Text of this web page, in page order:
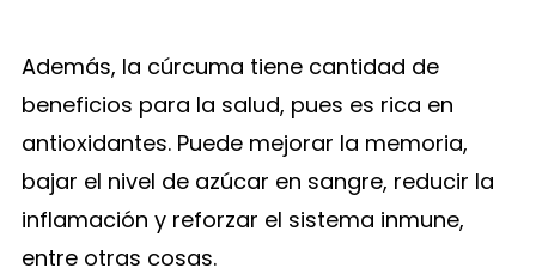
Además, la cúrcuma tiene cantidad de
beneficios para la salud, pues es rica en
antioxidantes. Puede mejorar la memoria,
bajar el nivel de azúcar en sangre, reducir la
inflamación y reforzar el sistema inmune,
entre otras cosas.